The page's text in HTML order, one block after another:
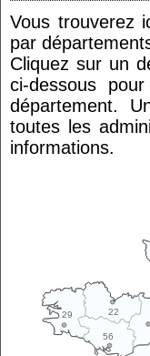
Vous trouverez
par
Cliquez sur un
ci-dessous
département.
toutes les
informations.
22
29
56